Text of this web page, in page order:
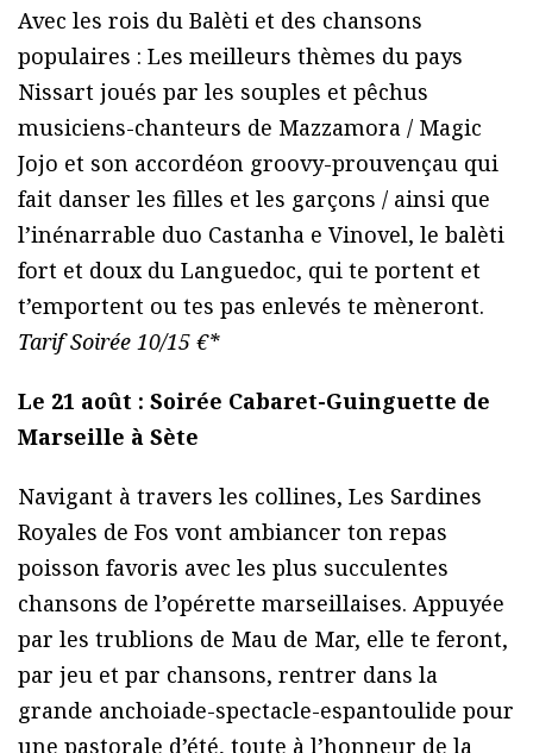
Avec les rois du Balèti et des chansons
populaires : Les meilleurs thèmes du pays
Nissart joués par les souples et pêchus
musiciens-chanteurs de Mazzamora / Magic
Jojo et son accordéon groovy-prouvençau qui
fait danser les filles et les garçons / ainsi que
l’inénarrable duo Castanha e Vinovel, le balèti
fort et doux du Languedoc, qui te portent et
t’emportent ou tes pas enlevés te mèneront.
Tarif Soirée 10/15 €*
Le 21 août : Soirée Cabaret-Guinguette de
Marseille à Sète
Navigant à travers les collines, Les Sardines
Royales de Fos vont ambiancer ton repas
poisson favoris avec les plus succulentes
chansons de l’opérette marseillaises. Appuyée
par les trublions de Mau de Mar, elle te feront,
par jeu et par chansons, rentrer dans la
grande anchoiade-spectacle-espantoulide pour
une pastorale d’été, toute à l’honneur de la